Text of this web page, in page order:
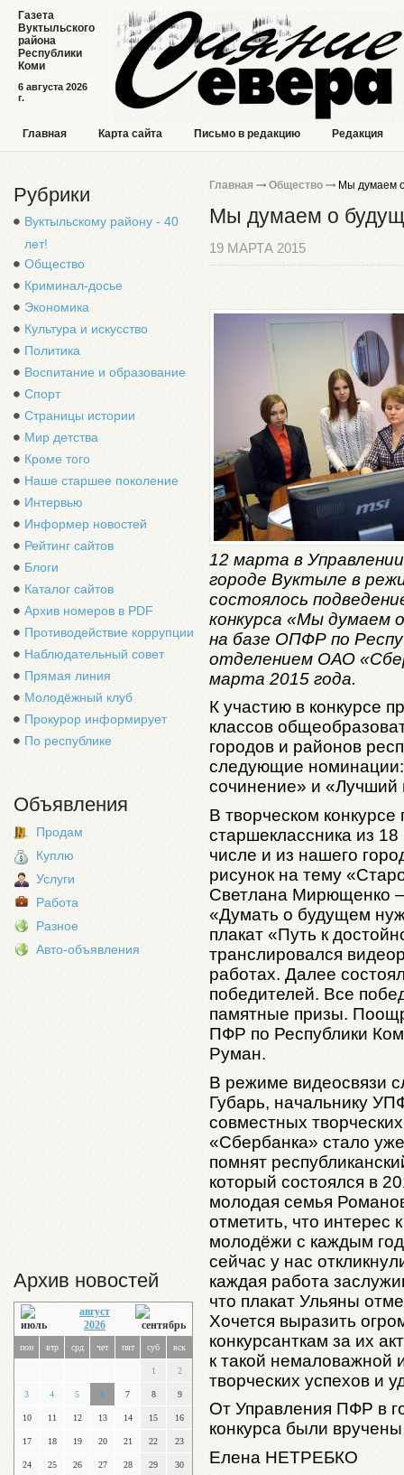
6 августа 2026
г.
Газета
Вуктыльского
района
Республики
Коми
Главная Карта сайта Письмо в редакцию Редакция
Рубрики
Вуктыльскому району - 40
лет!
Общество
Криминал-досье
Экономика
Культура и искусство
Политика
Воспитание и образование
Спорт
Страницы истории
Мир детства
Кроме того
Наше старшее поколение
Интервью
Информер новостей
Рейтинг сайтов
Блоги
Каталог сайтов
Архив номеров в PDF
Противодействие коррупции
Наблюдательный совет
Прямая линия
Молодёжный клуб
Прокурор информирует
По республике
Объявления
Продам
Куплю
Услуги
Работа
Разное
Авто-объявления
Архив новостей
август
2026
пон втр срд чет пят суб вск
1 2
3 4 5 6 7 8 9
10 11 12 13 14 15 16
17 18 19 20 21 22 23
24 25 26 27 28 29 30
Главная Общество Мы думаем
Мы думаем о
19 МАРТА 2015
12 марта в
городе Вуктыле в
состоялось
конкурса «Мы думаем
на базе ОПФР по
отделением ОАО
марта 2015 года.
К участию в конкурсе
классов
городов и районов
следующие
сочинение» и «Лучший
В творческом
старшеклассника из
числе и из нашего
рисунок на тему
Светлана Мирющенко
«Думать о будущем
плакат «Путь к
транслировался
работах. Далее
победителей. Все
памятные призы.
ПФР по Республики
Руман.
В режиме видеосвязи
Губарь, начальнику
совместных
«Сбербанка» стало
помнят
который состоялся в
молодая семья
отметить, что интерес
молодёжи с каждым
сейчас у нас
каждая работа
что плакат Ульяны
Хочется выразить
конкурсанткам за их
к такой немаловажной
творческих успехов и
От Управления ПФР в
конкурса были
Елена НЕТРЕБКО